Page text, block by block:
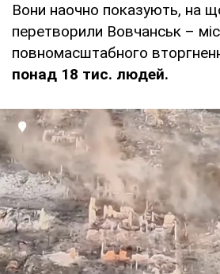
Вони наочно показують, на
перетворили Вовчанськ –
повномасштабного
понад 18 тис. людей.